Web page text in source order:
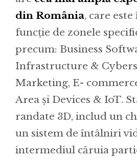
din România, care
funcție de zonele
precum: Business
Infrastructure &
Marketing, E-
Area și Devices & IoT.
randate 3D, includ un
un sistem de întâlniri
intermediul căruia